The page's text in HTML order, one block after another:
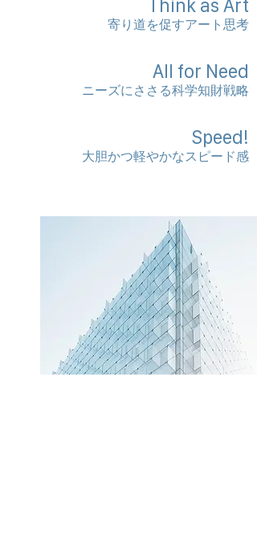
Think as Art
寄り道を促すアート思考
All for Need
ニーズにささる科学知財戦略
Speed!
​ 大胆かつ軽やかなスピード感